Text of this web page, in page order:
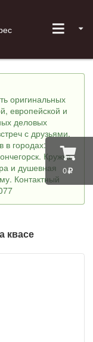
0
оригинальных
европейской и
деловых
с друзьями.
в городах:
Кружка
и душевная
Контактный
квасе